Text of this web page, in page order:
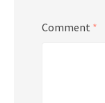
Comment *